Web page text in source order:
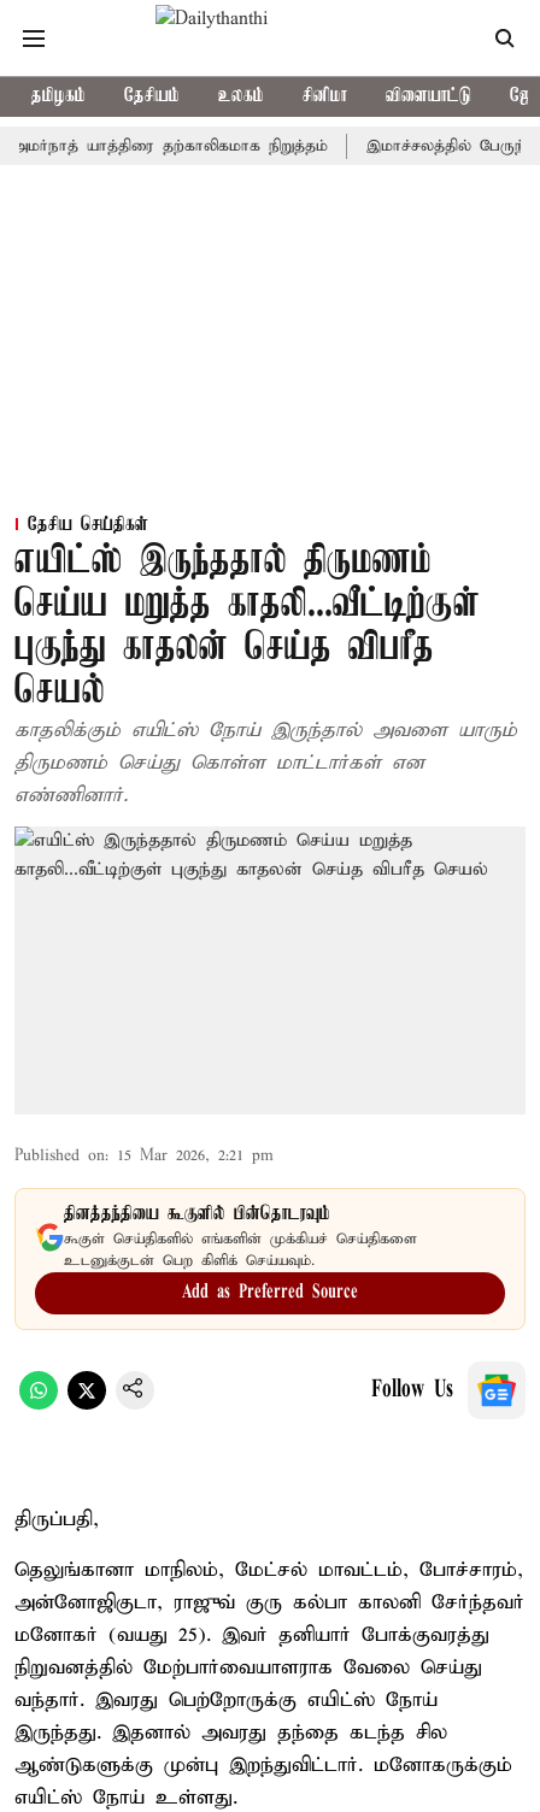
தமிழகம் தேசியம் உலகம் சினிமா விளையாட்டு
யாத்திரை தற்காலிகமாக நிறுத்தம் இமாச்சலத்தில் பேருந்து
தேசிய செய்திகள்
எயிட்ஸ் இருந்ததால் திருமணம்
செய்ய மறுத்த காதலி...வீட்டிற்குள்
புகுந்து காதலன் செய்த விபரீத
செயல்
காதலிக்கும் எயிட்ஸ் நோய் இருந்தால் அவளை யாரும்
திருமணம் செய்து கொள்ள மாட்டார்கள் என
எண்ணினார்.
Published on: 15 Mar 2026, 2:21 pm
தினத்தந்தியை கூகுளில் பின்தொடரவும்
கூகுள் செய்திகளில் எங்களின் முக்கியச் செய்திகளை
உடனுக்குடன் பெற கிளிக் செய்யவும்.
Add as Preferred Source
Follow Us
திருப்பதி,
தெலுங்கானா மாநிலம், மேட்சல் மாவட்டம், போச்சாரம்,
அன்னோஜிகுடா, ராஜுவ் குரு கல்பா காலனி சேர்ந்தவர்
மனோகர் (வயது 25). இவர் தனியார் போக்குவரத்து
நிறுவனத்தில் மேற்பார்வையாளராக வேலை செய்து
வந்தார். இவரது பெற்றோருக்கு எயிட்ஸ் நோய்
இருந்தது. இதனால் அவரது தந்தை கடந்த சில
ஆண்டுகளுக்கு முன்பு இறந்துவிட்டார். மனோகருக்கும்
எயிட்ஸ் நோய் உள்ளது.